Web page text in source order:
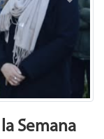
Next
Semana